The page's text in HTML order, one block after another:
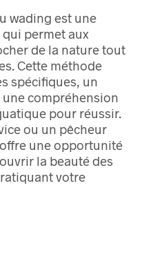
wading est une
permet aux
de la nature tout
Cette méthode
spécifiques, un
compréhension
pour réussir.
ou un pêcheur
une opportunité
la beauté des
votre